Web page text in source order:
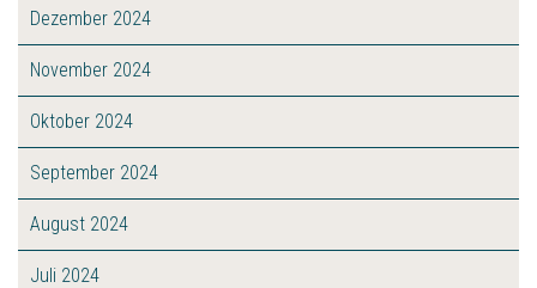
Dezember 2024
November 2024
Oktober 2024
September 2024
August 2024
Juli 2024